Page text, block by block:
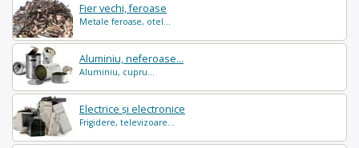
Fier vechi, feroase
Metale feroase, otel...
Aluminiu, neferoase...
Aluminiu, cupru...
Electrice și electronice
Frigidere, televizoare...